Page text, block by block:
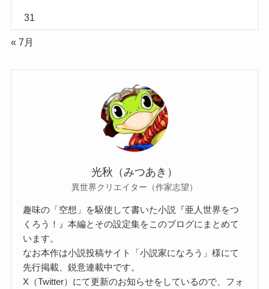
31
« 7月
光秋（みつあき）
異世界クリエイター（作家志望）
趣味の「空想」を駆使して書いた小説『亜人世界をつ
くろう！』本編とその設定集をこのブログにまとめて
います。
なお本作は小説投稿サイト「小説家になろう」様にて
先行掲載、鋭意連載中です。
X（Twitter）にて更新のお知らせをしているので、フォ